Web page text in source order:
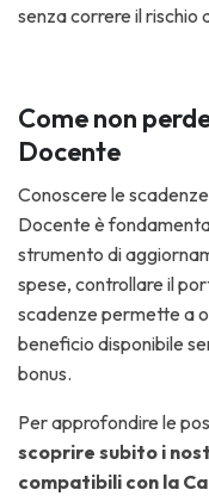
senza correre il rischio
Come non
Docente
Conoscere le
Docente è
strumento di
spese, controllare il
scadenze permette a
beneficio disponibile
bonus.
Per approfondire le
scoprire subito i
compatibili con la